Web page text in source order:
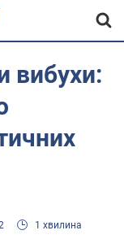
вибухи:
1 хвилина